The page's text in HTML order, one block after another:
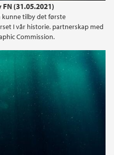
(31.05.2021)
kunne tilby det første
I vår historie. partnerskap med
Commission.